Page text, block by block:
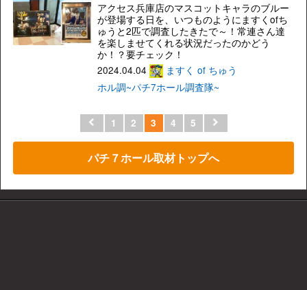
アクセス兵庫店のマスコットキャラのブルー
が登場する日を、いつものようにますくofち
ゅうと2匹で調査したきたで～！常連さん達
を楽しませてくれる状況だったのかどう
か！？要チェック！
2024.04.04
ますく of ちゅう
ホル調~パチ7ホール調査隊~
1 2 3 4 5
パチ７ホール取材トップへ